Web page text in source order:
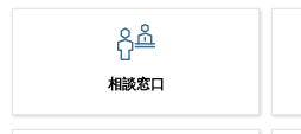
相談窓口